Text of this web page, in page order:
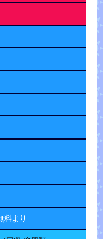
料より